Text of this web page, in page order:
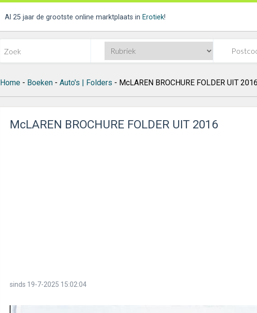
Al 25 jaar de grootste online marktplaats in Erotiek!
Home- Boeken- Auto's | Folders - McLAREN BROCHURE FOLDER UIT 2016
McLAREN BROCHURE FOLDER UIT 2016
sinds 19-7-2025 15:02:04